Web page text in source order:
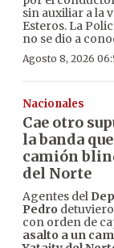
sin auxiliar a la
Esteros. La
no se dio a
Agosto 8, 2026
Nacionales
Cae otro
la banda
camión
del Norte
Agentes del
Pedro
con orden de
asalto a un